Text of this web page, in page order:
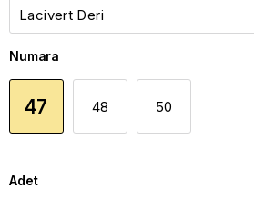
Numara
47 48 50
Adet